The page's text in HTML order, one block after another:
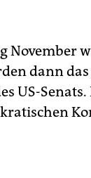
November
dann
US-Senats.